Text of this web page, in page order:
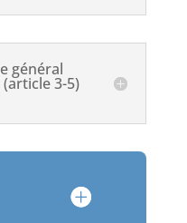
général
3-5)